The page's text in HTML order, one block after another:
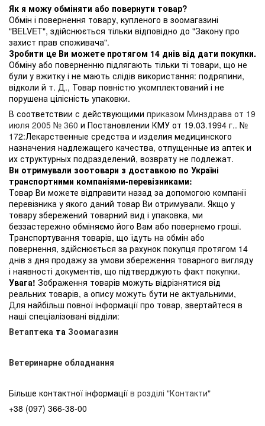
Як я можу обміняти або повернути товар?
Обмін і повернення товару, купленого в зоомагазині
"BELVET", здійснюється тільки відповідно до "Закону про
захист прав споживача".
Зробити це Ви можете протягом 14 днів від дати покупки.
Обміну або поверненню підлягають тільки ті товари, що не
були у вжитку і не мають слідів використання: подряпини,
відколи й т. Д., Товар повністю укомплектований і не
порушена цілісність упаковки.
В соответствии с действующими приказом Минздрава от 19
июля 2005 № 360 и Постановлении КМУ от 19.03.1994 г.. №
172:Лекарственные средства и изделия медицинского
назначения надлежащего качества, отпущенные из аптек и
их структурных подразделений, возврату не подлежат.
Ви отримували зоотовари з доставкою по Україні
транспортними компаніями-перевізниками:
Товар Ви можете відправити назад за допомогою компанії
перевізника у якого даний товар Ви отримували. Якщо у
товару збережений товарний вид і упаковка, ми
беззастережно обміняємо його Вам або повернемо гроші.
Транспортування товарів, що їдуть на обмін або
повернення, здійснюється за рахунок покупця протягом 14
днів з дня продажу за умови збереження товарного вигляду
і наявності документів, що підтверджують факт покупки.
Увага! Зображення товарів можуть відрізнятися від
реальних товарів, а опису можуть бути не актуальними,
Для найбільш повної інформації про товар, звертайтеся в
наші спеціалізовані відділи:
Ветаптека та Зоомагазин
Ветеринарне обладнання
Більше контактної інформації в розділі "Контакти"
+38 (097) 366-38-00